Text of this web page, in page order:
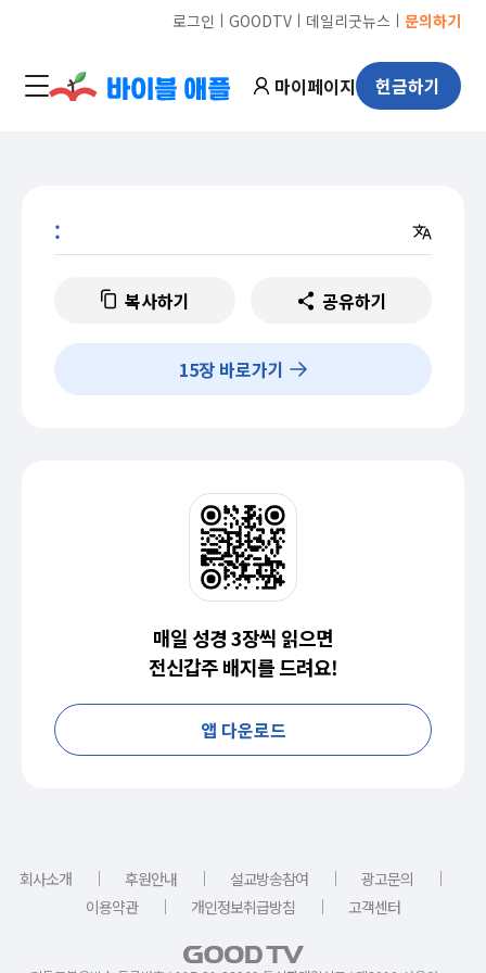
로그인 ㅣ GOODTVㅣ 데일리굿뉴스 ㅣ 문의하기
마이페이지 헌금하기
:
복사하기 공유하기
15장 바로가기
매일 성경 3장씩 읽으면
전신갑주 배지를 드려요!
앱 다운로드
회사소개 ｜ 후원안내 ｜ 설교방송참여 ｜ 광고문의
｜
이용약관
｜ 개인정보취급방침 ｜ 고객센터